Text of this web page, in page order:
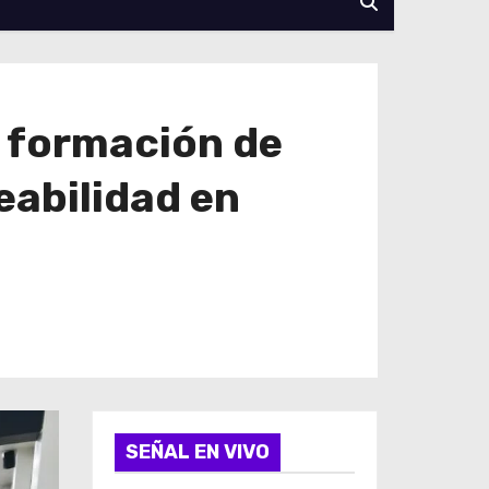
formación de
en
SEÑAL EN VIVO